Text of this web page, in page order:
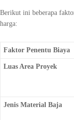
Berikut ini beberapa
harga:
Faktor Penentu Biaya
Luas Area Proyek
Jenis Material Baja